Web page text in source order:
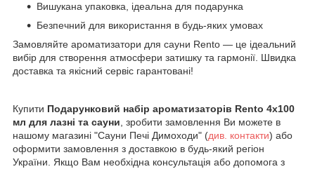
Вишукана упаковка, ідеальна для подарунка
Безпечний для використання в будь-яких умовах
Замовляйте ароматизатори для сауни Rento — це ідеальний
вибір для створення атмосфери затишку та гармонії. Швидка
доставка та якісний сервіс гарантовані!
Купити Подарунковий набір ароматизаторів Rento 4х100
мл для лазні та сауни , зробити замовлення Ви можете в
нашому магазині "Сауни Печі Димоходи" (див. контакти) або
оформити замовлення з доставкою в будь-який регіон
України. Якщо Вам необхідна консультація або допомога з